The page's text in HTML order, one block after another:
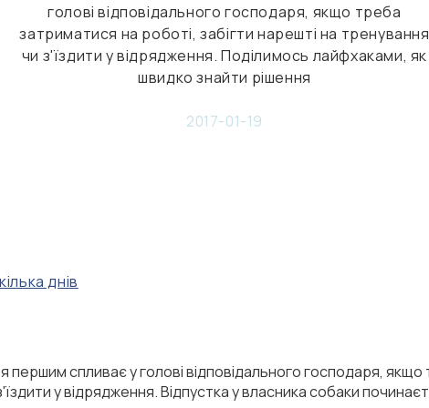
Керамічна миска для собак Cacao
Ceramic Bowl
757 грн
Плед
Gray
Керамічна миска для кішок Cacao
Ceramic Bowl
757 грн
Ceramic
голові відповідального господаря, якщо треба
затриматися на роботі, забігти нарешті на тренування
чи з'їздити у відрядження. Поділимось лайфхаками, як
швидко знайти рішення
2017-01-19
днів
спливає у голові відповідального господаря,
у відрядження. Відпустка у власника собаки